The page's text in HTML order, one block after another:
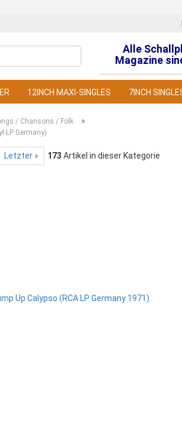
Sprache auswählen
Alle
Magazine
12INCH MAXI-SINGLES 7INCH
/ Chansons / Folk »
LP Germany)
Letzter » 173 Artikel in dieser Kategorie